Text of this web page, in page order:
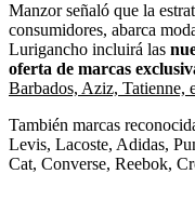
Manzor señaló que la
consumidores, abarca
Lurigancho incluirá las
oferta de marcas
Barbados, Aziz, Tatienne,
También marcas
Levis, Lacoste, Adidas,
Cat, Converse, Reebok,